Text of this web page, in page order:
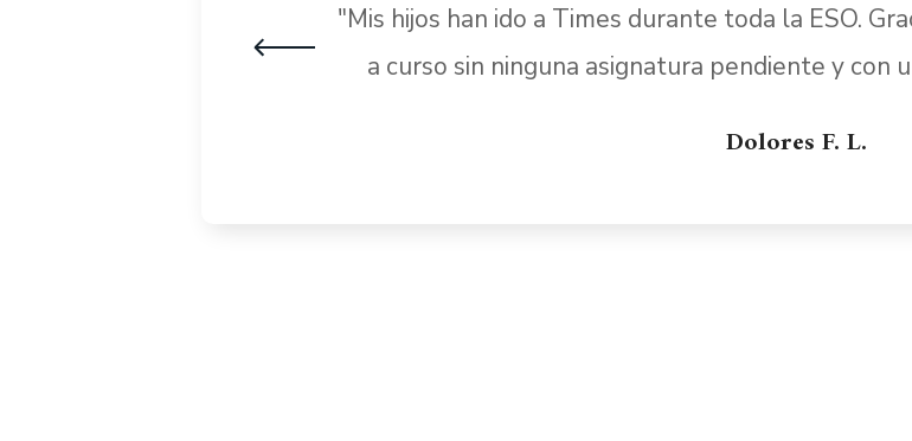
"Mis hijos han ido a Times durante toda la ESO.
a curso sin ninguna asignatura pendiente y con
Dolores F. L.